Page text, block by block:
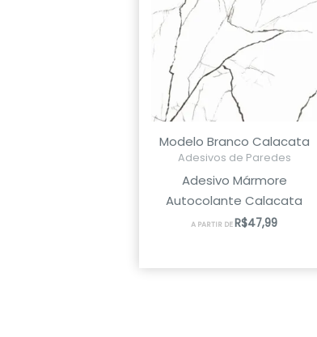
Modelo Branco Calacata
Adesivos de Paredes
Adesivo Mármore
Autocolante Calacata
A PARTIR DER$47,99